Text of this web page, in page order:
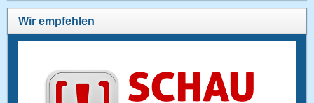
Wir empfehlen